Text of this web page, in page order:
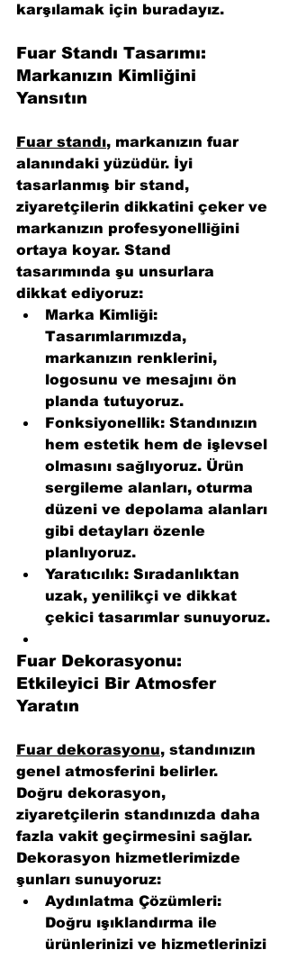
karşılamak için buradayız.
Fuar Standı Tasarımı:
Markanızın Kimliğini
Yansıtın
Fuar standı, markanızın fuar
alanındaki yüzüdür. İyi
tasarlanmış bir stand,
ziyaretçilerin dikkatini çeker ve
markanızın profesyonelliğini
ortaya koyar. Stand
tasarımında şu unsurlara
dikkat ediyoruz:
Marka Kimliği:
Tasarımlarımızda,
markanızın renklerini,
logosunu ve mesajını ön
planda tutuyoruz.
Fonksiyonellik: Standınızın
hem estetik hem de işlevsel
olmasını sağlıyoruz. Ürün
sergileme alanları, oturma
düzeni ve depolama alanları
gibi detayları özenle
planlıyoruz.
Yaratıcılık: Sıradanlıktan
uzak, yenilikçi ve dikkat
çekici tasarımlar sunuyoruz.
Fuar Dekorasyonu:
Etkileyici Bir Atmosfer
Yaratın
Fuar dekorasyonu, standınızın
genel atmosferini belirler.
Doğru dekorasyon,
ziyaretçilerin standınızda daha
fazla vakit geçirmesini sağlar.
Dekorasyon hizmetlerimizde
şunları sunuyoruz:
Aydınlatma Çözümleri:
Doğru ışıklandırma ile
ürünlerinizi ve hizmetlerinizi